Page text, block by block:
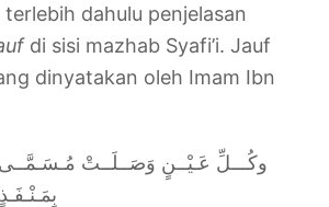
dahulu penjelasan
di sisi mazhab Syafi’i. Jauf
dinyatakan oleh Imam Ibn
وكُـــلِّ عَـيْــنٍ وَصَــلَــتْ